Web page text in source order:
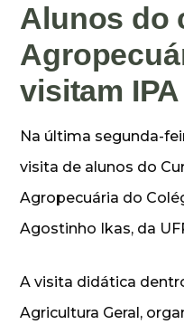
Alunos do
visitam IPA
Na última segunda-
visita de alunos do
Agropecuária do
Agostinho Ikas, da
A visita didática
Agricultura Geral,